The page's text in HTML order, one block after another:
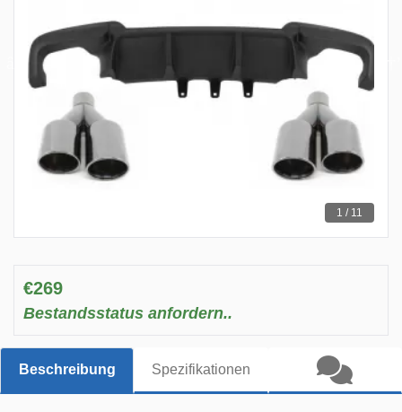
1 / 11
€269
Bestandsstatus anfordern..
Beschreibung Spezifikationen